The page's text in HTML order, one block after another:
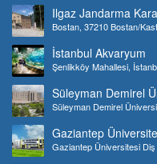
Ilgaz Jandarma
Bostan, 37210 Bostan/
İstanbul Akvaryum
Şenlikköy Mahallesi,
Süleyman Demirel
Süleyman Demirel
Gaziantep
Gaziantep Üniversitesi